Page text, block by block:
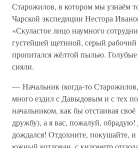
Старожилов, в котором мы узнаём
Чарской экспедиции Нестора
«Скуластое лицо наумного
густейшей щетиной, серый
пропитался жёлтой пылью. Голубые
сияли.
— Начальник (когда-то
много ездил с Давыдовым и с тех
начальником, как бы отстаивая
дружбу), а я вас, пожалуй,
дождался! Отдохните, покушайте,